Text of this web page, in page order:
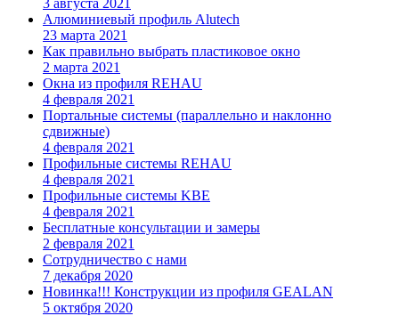
Алюминиевый профиль Alutech
23 марта 2021
Как правильно выбрать пластиковое окно
2 марта 2021
Окна из профиля REHAU
4 февраля 2021
Портальные системы (параллельно и наклонно
сдвижные)
4 февраля 2021
Профильные системы REHAU
4 февраля 2021
Профильные системы KBE
4 февраля 2021
Бесплатные консультации и замеры
2 февраля 2021
Сотрудничество с нами
7 декабря 2020
Новинка!!! Конструкции из профиля GEALAN
5 октября 2020